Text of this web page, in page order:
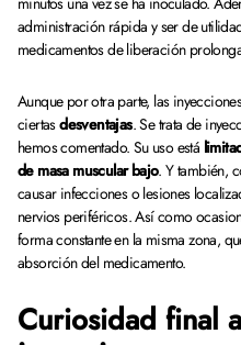
administración rápida y ser de
medicamentos de liberación
Aunque por otra parte, las
ciertasdesventajas. Se trata de
hemos comentado. Su uso está
de masa muscular bajo. Y también,
causar infecciones o lesiones
nervios periféricos. Así como
forma constante en la misma zona,
absorción del medicamento.
Curiosidad final